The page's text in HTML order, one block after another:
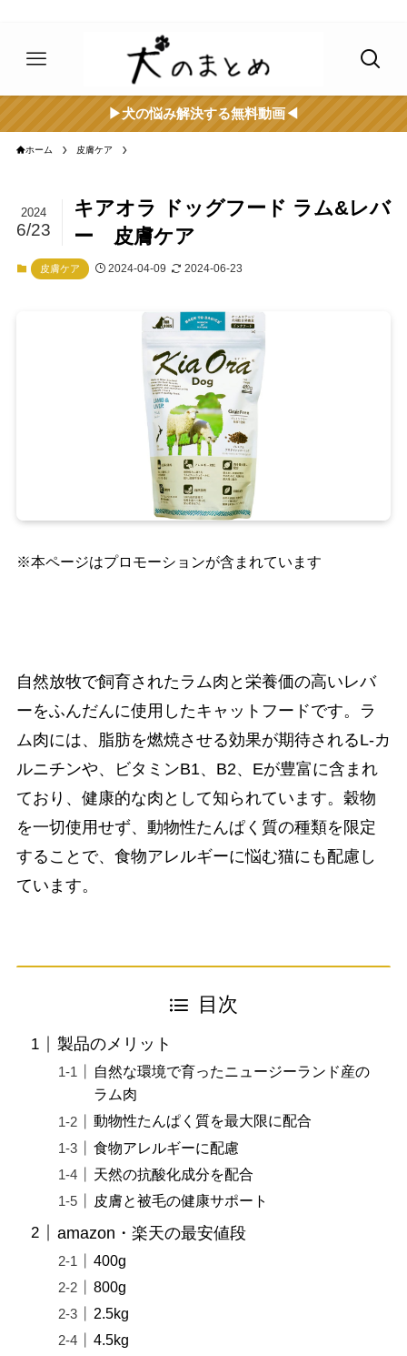
▶︎犬の悩み解決する無料動画◀︎
ホーム 皮膚ケア
キアオラ ドッグフード ラム&レバ
ー 皮膚ケア
2024
6/23
皮膚ケア 2024-04-09 2024-06-23
※本ページはプロモーションが含まれています
自然放牧で飼育されたラム肉と栄養価の高いレバ
ーをふんだんに使用したキャットフードです。ラ
ム肉には、脂肪を燃焼させる効果が期待されるL-カ
ルニチンや、ビタミンB1、B2、Eが豊富に含まれ
ており、健康的な肉として知られています。穀物
を一切使用せず、動物性たんぱく質の種類を限定
することで、食物アレルギーに悩む猫にも配慮し
ています。
目次
製品のメリット
自然な環境で育ったニュージーランド産の
ラム肉
動物性たんぱく質を最大限に配合
食物アレルギーに配慮
天然の抗酸化成分を配合
皮膚と被毛の健康サポート
amazon・楽天の最安値段
400g
800g
2.5kg
4.5kg